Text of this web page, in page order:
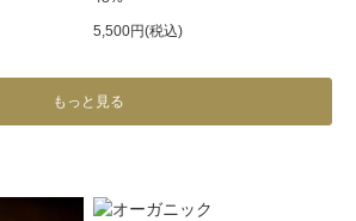
5,500円(税込)
もっと見る